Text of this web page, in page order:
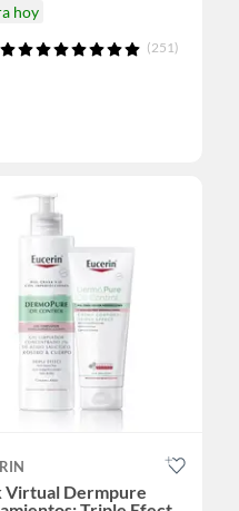
hoy
(251)
Virtual Dermpure